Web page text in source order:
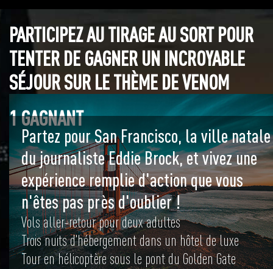
PARTICIPEZ AU TIRAGE AU SORT POUR
TENTER DE GAGNER UN INCROYABLE
SÉJOUR SUR LE THÈME DE VENOM
1 GAGNANT
Partez pour San Francisco, la ville natale
du journaliste Eddie Brock, et vivez une
expérience remplie d'action que vous
n'êtes pas près d'oublier !
Vols aller-retour pour deux adultes
Trois nuits d'hébergement dans un hôtel de luxe
Tour en hélicoptère sous le pont du Golden Gate